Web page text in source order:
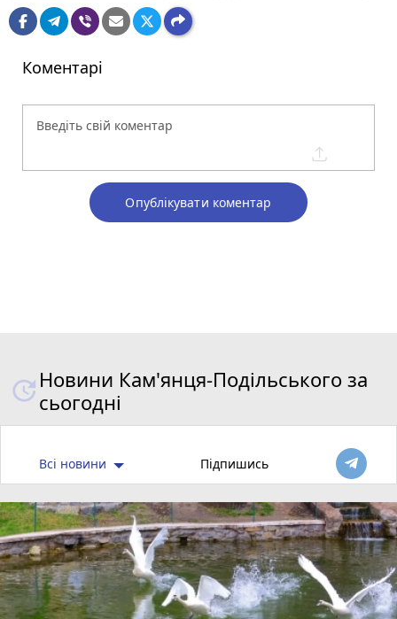
Коментарі
Опублікувати коментар
Новини Кам'янця-Подільського за
сьогодні
Всі новини Підпишись